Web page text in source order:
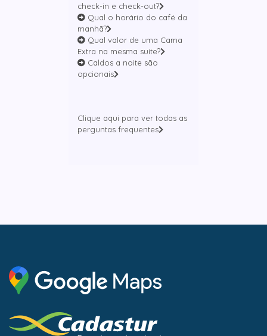
check-in e check-out?
Qual o horário do café da
manhã?
Qual valor de uma Cama
Extra na mesma suíte?
Caldos a noite são
opcionais
Clique aqui para ver todas as
perguntas frequentes